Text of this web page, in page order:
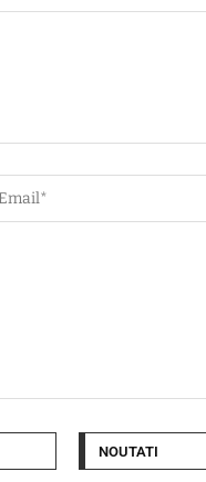
NOUTATI